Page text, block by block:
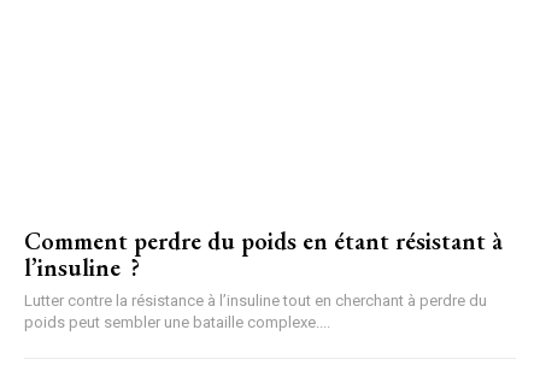
Comment perdre du poids en étant résistant à
l’insuline ?
Lutter contre la résistance à l’insuline tout en cherchant à perdre du
poids peut sembler une bataille complexe....